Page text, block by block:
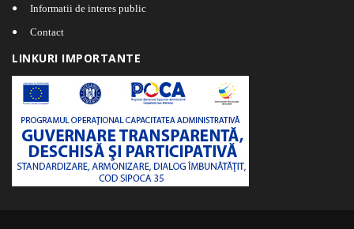
Informatii de interes public
Contact
LINKURI IMPORTANTE